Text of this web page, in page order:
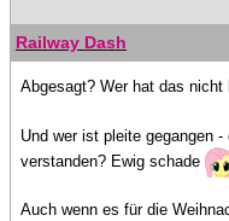
Railway Dash
Abgesagt? Wer hat das nicht
Und wer ist pleite gegangen
verstanden? Ewig schade
Auch wenn es für die